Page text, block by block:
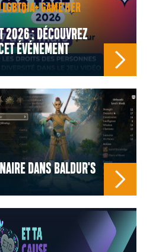
GAME'HER
2026 : DÉCOUVREZ
ÉVÉNEMENT
DANS BALDUR'S